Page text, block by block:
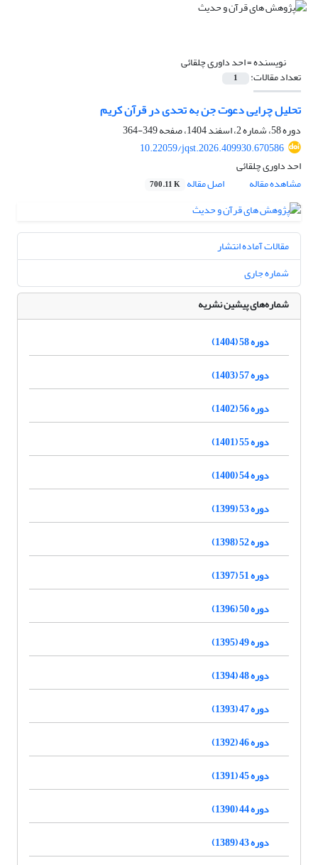
نویسنده =احد داوری چلقائی
تعداد مقالات: 1
تحلیل چرایی دعوت جن به تحدی در قرآن کریم‏
دوره 58، شماره 2، اسفند 1404، صفحه
349-364
10.22059/jqst.2026.409930.670586
احد داوری چلقائی
مشاهده مقاله
اصل مقاله 700.11 K
مقالات آماده انتشار
شماره جاری
شماره‌های پیشین نشریه
دوره 58 (1404)
دوره 57 (1403)
دوره 56 (1402)
دوره 55 (1401)
دوره 54 (1400)
دوره 53 (1399)
دوره 52 (1398)
دوره 51 (1397)
دوره 50 (1396)
دوره 49 (1395)
دوره 48 (1394)
دوره 47 (1393)
دوره 46 (1392)
دوره 45 (1391)
دوره 44 (1390)
دوره 43 (1389)